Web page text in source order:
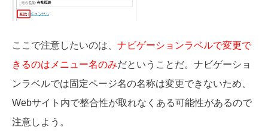
ここで注意したいのは、 ナビゲーションラベルで変更で
きるのはメニュー名のみだということだ。ナビゲーショ
ンラベルでは固定ページ名の名称は変更できないため、
Webサイト内で整合性が取れなくある可能性があるので
注意しよう。